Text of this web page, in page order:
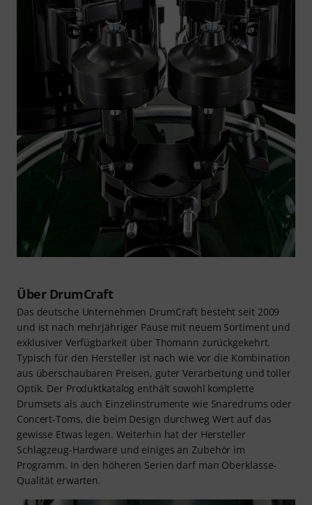
Über DrumCraft
Das deutsche Unternehmen DrumCraft besteht seit 2009
und ist nach mehrjähriger Pause mit neuem Sortiment und
exklusiver Verfügbarkeit über Thomann zurückgekehrt.
Typisch für den Hersteller ist nach wie vor die Kombination
aus überschaubaren Preisen, guter Verarbeitung und toller
Optik. Der Produktkatalog enthält sowohl komplette
Drumsets als auch Einzelinstrumente wie Snaredrums oder
Concert-Toms, die beim Design durchweg Wert auf das
gewisse Etwas legen. Weiterhin hat der Hersteller
Schlagzeug-Hardware und einiges an Zubehör im
Programm. In den höheren Serien darf man Oberklasse-
Qualität erwarten.